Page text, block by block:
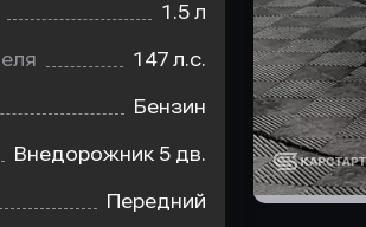
1.5 л
147 л.с.
Бензин
Внедорожник 5 дв.
Передний